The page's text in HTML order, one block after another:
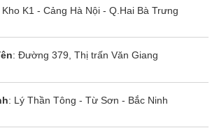
Kho K1 - Cảng Hà Nội - Q.Hai Bà Trưng
: Đường 379, Thị trấn Văn Giang
: Lý Thần Tông - Từ Sơn - Bắc Ninh